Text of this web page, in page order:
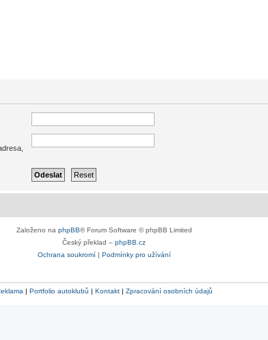
Založeno na phpBB® Forum Software © phpBB Limited
Český překlad – phpBB.cz
Ochrana soukromí| Podmínky pro užívání
| Portfolio autoklubů | Kontakt| Zpracování osobních údajů